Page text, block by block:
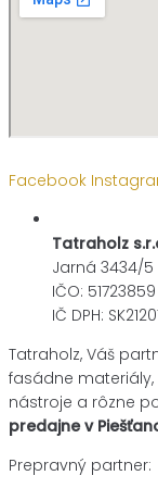
Facebook
Tatraholz
Jarná 3434/5
IČO:
IČ DPH:
Tatraholz, Váš
fasádne materiály,
nástroje a rôzne
predajne v
Prepravný partner: